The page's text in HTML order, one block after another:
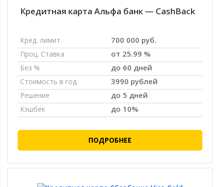
Кредитная карта Альфа банк — CashBack
Кред. лимит 700 000 руб.
Проц. Ставка от 25.99 %
Без % до 60 дней
Стоимость в год 3990 рублей
Решение до 5 дней
Кэшбек до 10%
ПОДРОБНЕЕ